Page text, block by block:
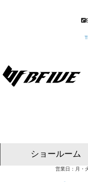
ショールーム
東京ショールー
名古屋ショールー
大阪ショールー
福岡ショールー
営業日：月